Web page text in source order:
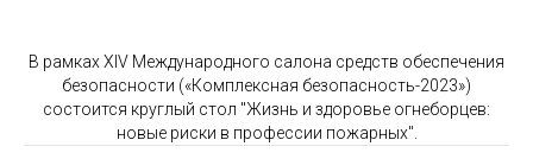
В рамках XIV Международного салона средств обеспечения
безопасности («Комплексная безопасность-2023»)
состоится круглый стол "Жизнь и здоровье огнеборцев:
новые риски в профессии пожарных".